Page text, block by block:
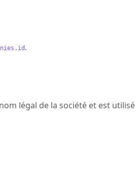
.
légal de la société et est utilisé